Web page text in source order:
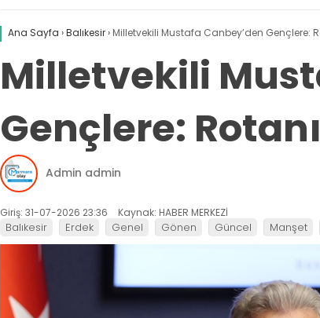
Ana Sayfa ›Balıkesir› Milletvekili Mustafa Canbey’den Gençlere:
Milletvekili
Gençlere:
Admin admin
Giriş: 31-07-2026 23:36 Kaynak: HABER MERKEZİ
Balıkesir Erdek Genel Gönen Güncel Manşet